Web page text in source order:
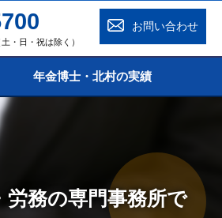
お問い合わせ
・日・祝は除く）
年金博士・北村の実績
務の専門事務所で